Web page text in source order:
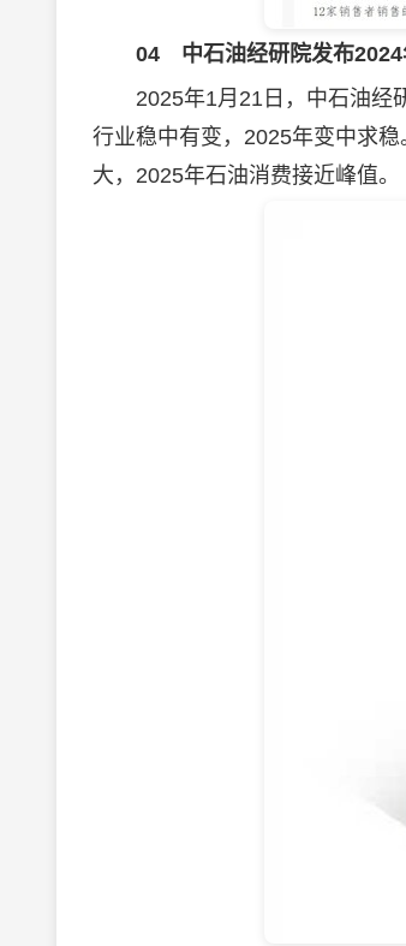
04
中石油经研院发布
2025年1月21日，中石油经研
行业稳中有变，2025年变中求
大，2025年石油消费接近峰值。